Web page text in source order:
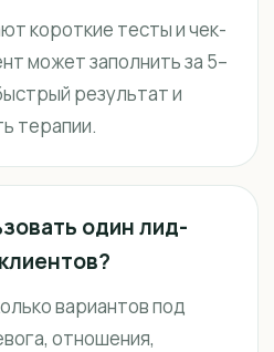
короткие тесты и чек-
может заполнить за 5–
результат и
терапии.
один лид-
вариантов под
отношения,